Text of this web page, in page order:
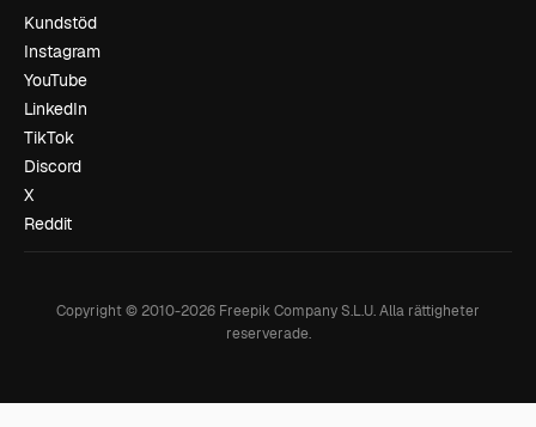
Kundstöd
Instagram
YouTube
LinkedIn
TikTok
Discord
X
Reddit
Copyright © 2010-2026 Freepik Company S.L.U.Alla rättigheter
reserverade.